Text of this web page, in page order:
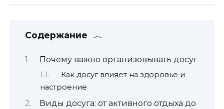
Содержание
Почему важно организовывать досуг
Как досуг влияет на здоровье и
настроение
Виды досуга: от активного отдыха до